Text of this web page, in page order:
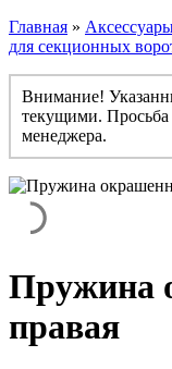
Главная »
для секционных
Внимание!
текущими.
менеджера.
Пружина
правая